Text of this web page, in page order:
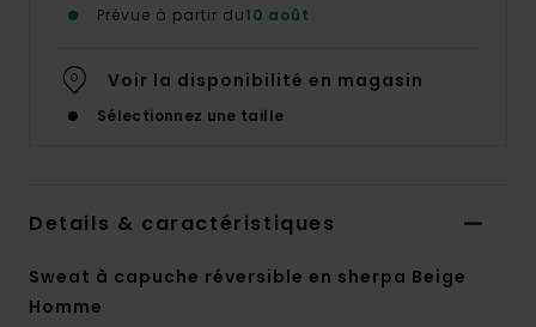
Prévue à partir du10 août
Voir la disponibilité en magasin
Sélectionnez une taille
Details & caractéristiques
Sweat à capuche réversible en sherpa Beige
Homme